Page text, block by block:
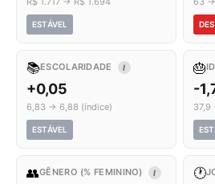
ESTÁVEL
📚ESCOLARIDADE I
+0,05
6,83 → 6,88 (índice)
ESTÁVEL
🎂
-
37,9
👥GÊNERO (% FEMININO) I 🕐